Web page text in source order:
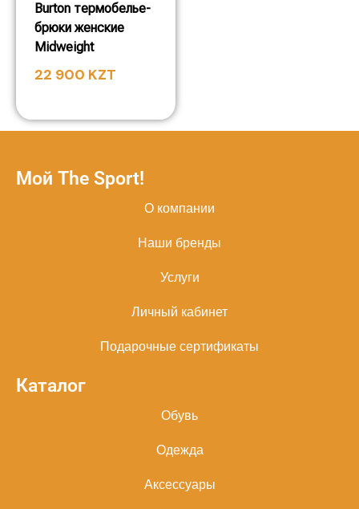
Burton термобелье-
брюки женские
Midweight
22 900 KZT
Мой The Sport!
О компании
Наши бренды
Услуги
Личный кабинет
Подарочные сертификаты
Каталог
Обувь
Одежда
Аксессуары